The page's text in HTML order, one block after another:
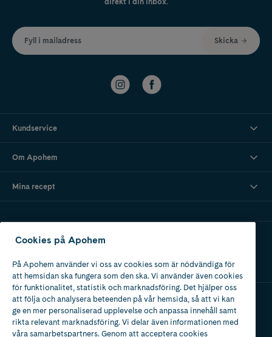
Fyll i mailadress Skicka
Kundservice
Om Apohem
Mina recept
Ladda ner vår app
Apotek med tillstånd
av Läkemedelsverket
Cookies på Apohem
På Apohem använder vi oss av cookies som är nödvändiga för
att hemsidan ska fungera som den ska. Vi använder även cookies
för funktionalitet, statistik och marknadsföring. Det hjälper oss
att följa och analysera beteenden på vår hemsida, så att vi kan
ge en mer personaliserad upplevelse och anpassa innehåll samt
rikta relevant marknadsföring. Vi delar även informationen med
våra samarbetspartners. Genom att acceptera cookies